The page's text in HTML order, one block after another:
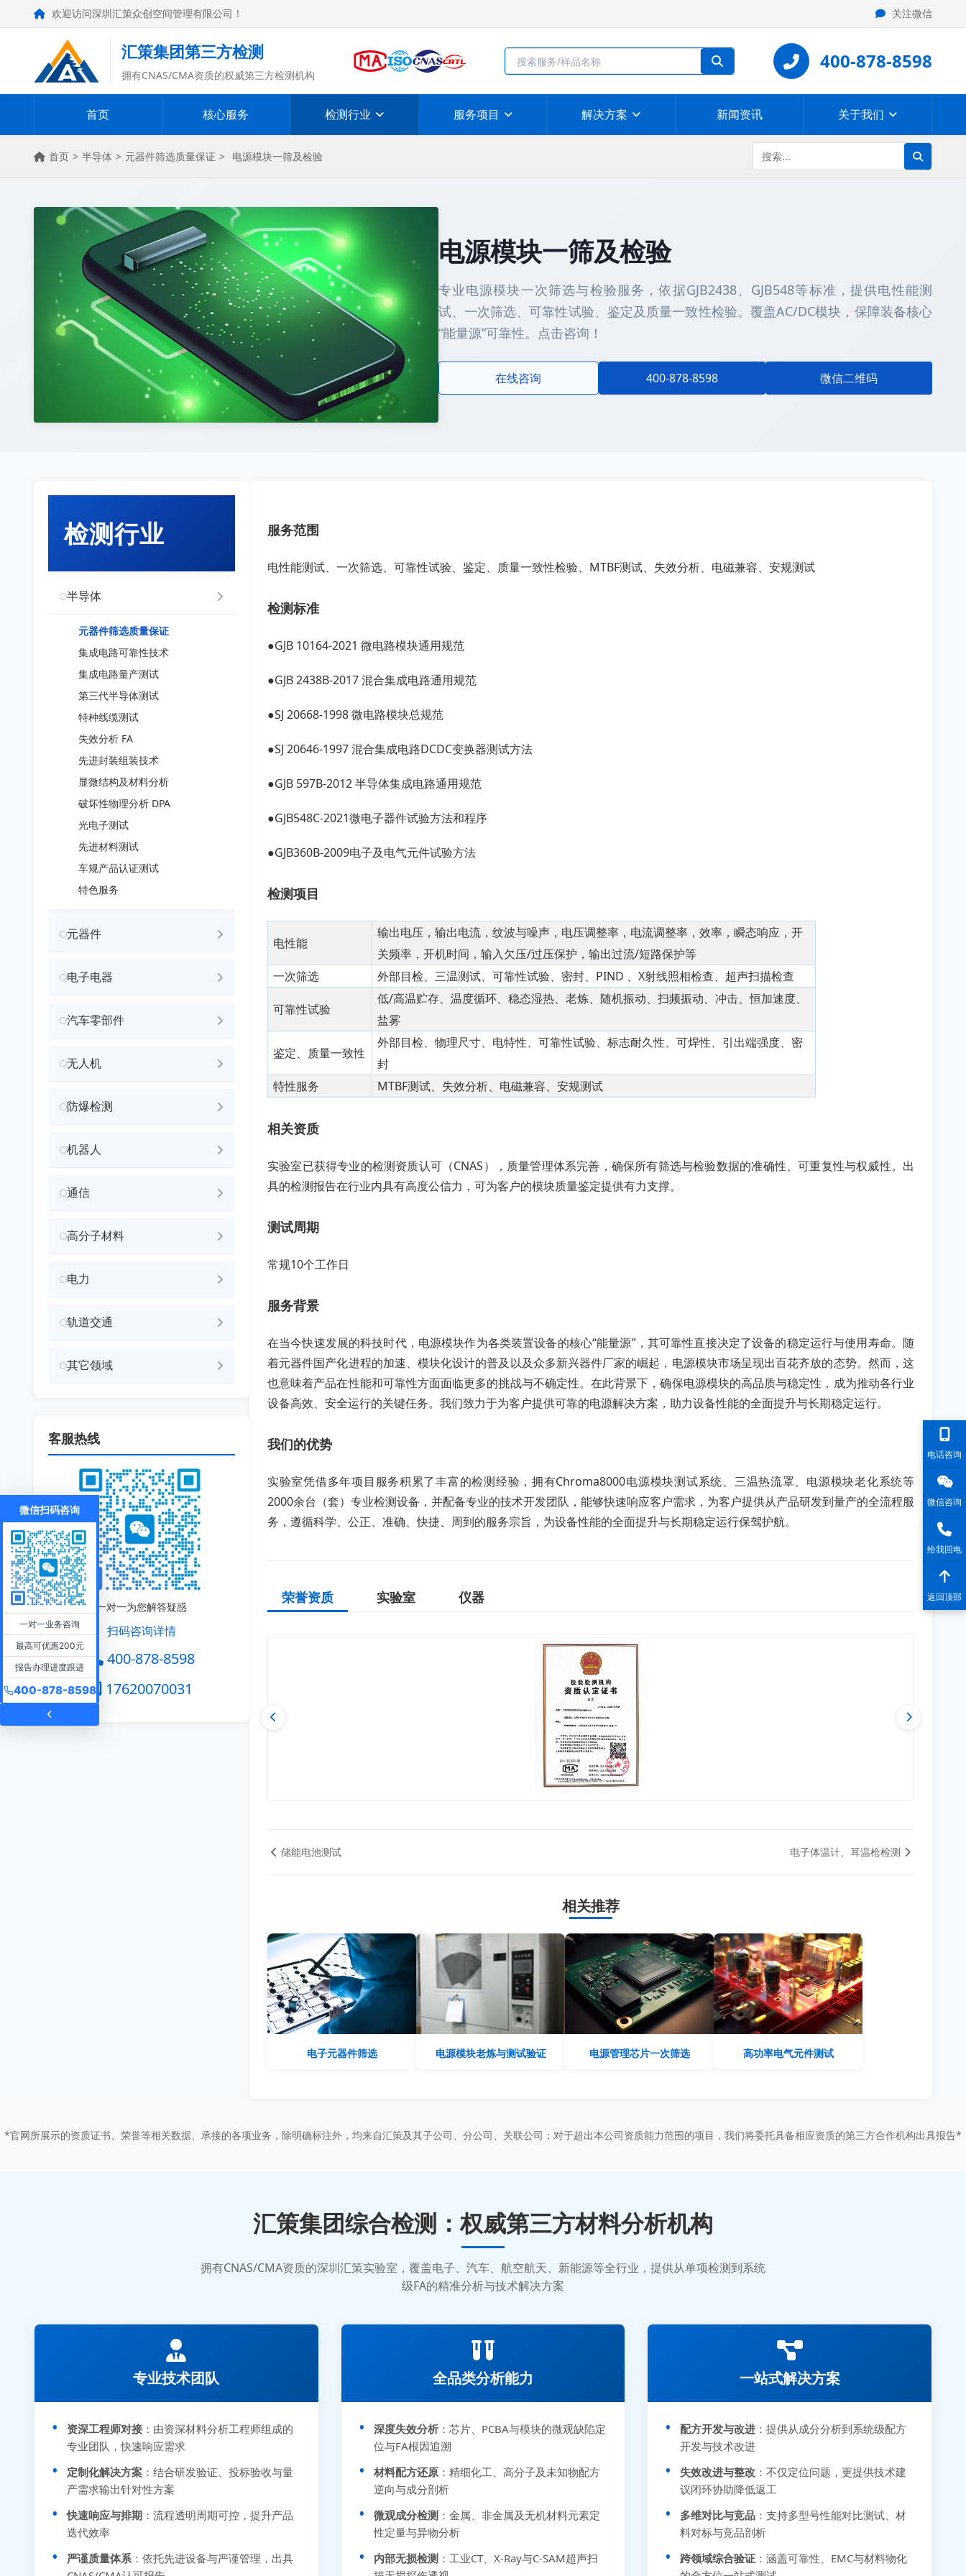
欢迎访问深圳汇策众创空间管理有限公司！ 关注微信
汇策集团第三方检测
拥有CNAS/CMA资质的权威第三方检测机构
400-878-8598
首页 核心服务 检测行业 服务项目 解决方案 新闻资讯 关于我们
首页 > 半导体 > 元器件筛选质量保证 > 电源模块一筛及检验
电源模块一筛及检验
专业电源模块一次筛选与检验服务，依据GJB2438、GJB548等标准，提供电性能测
试、一次筛选、可靠性试验、鉴定及质量一致性检验。覆盖AC/DC模块，保障装备核心
“能量源”可靠性。点击咨询！
在线咨询 400-878-8598 微信二维码
服务范围
电性能测试、一次筛选、可靠性试验、鉴定、质量一致性检验、MTBF测试、失效分析、电磁兼容、安规测试
检测标准
●GJB 10164-2021 微电路模块通用规范
●GJB 2438B-2017 混合集成电路通用规范
●SJ 20668-1998 微电路模块总规范
●SJ 20646-1997 混合集成电路DCDC变换器测试方法
●GJB 597B-2012 半导体集成电路通用规范
●GJB548C-2021微电子器件试验方法和程序
●GJB360B-2009电子及电气元件试验方法
检测项目
电性能
输出电压，输出电流，纹波与噪声，电压调整率，电流调整率，效率，瞬态响应，开
关频率，开机时间，输入欠压/过压保护，输出过流/短路保护等
一次筛选
外部目检、三温测试、可靠性试验、密封、PIND 、X射线照相检查、超声扫描检查
可靠性试验
低/高温贮存、温度循环、稳态湿热、老炼、随机振动、扫频振动、冲击、恒加速度、
盐雾
鉴定、质量一致性
外部目检、物理尺寸、电特性、可靠性试验、标志耐久性、可焊性、引出端强度、密
封
特性服务
MTBF测试、失效分析、电磁兼容、安规测试
相关资质
实验室已获得专业的检测资质认可（CNAS），质量管理体系完善，确保所有筛选与检验数据的准确性、可重复性与权威性。出
具的检测报告在行业内具有高度公信力，可为客户的模块质量鉴定提供有力支撑。
测试周期
常规10个工作日
服务背景
在当今快速发展的科技时代，电源模块作为各类装置设备的核心“能量源”，其可靠性直接决定了设备的稳定运行与使用寿命。随
着元器件国产化进程的加速、模块化设计的普及以及众多新兴器件厂家的崛起，电源模块市场呈现出百花齐放的态势。然而，这
也意味着产品在性能和可靠性方面面临更多的挑战与不确定性。在此背景下，确保电源模块的高品质与稳定性，成为推动各行业
设备高效、安全运行的关键任务。我们致力于为客户提供可靠的电源解决方案，助力设备性能的全面提升与长期稳定运行。
我们的优势
实验室凭借多年项目服务积累了丰富的检测经验，拥有Chroma8000电源模块测试系统、三温热流罩、电源模块老化系统等
2000余台（套）专业检测设备，并配备专业的技术开发团队，能够快速响应客户需求，为客户提供从产品研发到量产的全流程服
务，遵循科学、公正、准确、快捷、周到的服务宗旨，为设备性能的全面提升与长期稳定运行保驾护航。
荣誉资质 实验室 仪器
储能电池测试 电子体温计、耳温枪检测
相关推荐
电子元器件筛选 电源模块老炼与测试验证 电源管理芯片一次筛选 高功率电气元件测试
检测行业
半导体
元器件筛选质量保证
集成电路可靠性技术
集成电路量产测试
第三代半导体测试
特种线缆测试
失效分析 FA
先进封装组装技术
显微结构及材料分析
破坏性物理分析 DPA
光电子测试
先进材料测试
车规产品认证测试
特色服务
元器件
电子电器
汽车零部件
无人机
防爆检测
机器人
通信
高分子材料
电力
轨道交通
其它领域
客服热线
一对一为您解答疑惑
扫码咨询详情
400-878-8598
17620070031
*官网所展示的资质证书、荣誉等相关数据、承接的各项业务，除明确标注外，均来自汇策及其子公司、分公司、关联公司；对于超出本公司资质能力范围的项目，我们将委托具备相应资质的第三方合作机构出具报告*
汇策集团综合检测：权威第三方材料分析机构
拥有CNAS/CMA资质的深圳汇策实验室，覆盖电子、汽车、航空航天、新能源等全行业，提供从单项检测到系统
级FA的精准分析与技术解决方案
专业技术团队
资深工程师对接 ：由资深材料分析工程师组成的
专业团队，快速响应需求
定制化解决方案 ：结合研发验证、投标验收与量
产需求输出针对性方案
快速响应与排期 ：流程透明周期可控，提升产品
迭代效率
严谨质量体系：依托先进设备与严谨管理，出具
全品类分析能力
深度失效分析：芯片、PCBA与模块的微观缺陷定
位与FA根因追溯
材料配方还原：精细化工、高分子及未知物配方
逆向与成分剖析
微观成分检测 ：金属、非金属及无机材料元素定
性定量与异物分析
内部无损检测 ：工业CT、X-Ray与C-SAM超声扫
一站式解决方案
配方开发与改进 ：提供从成分分析到系统级配方
开发与技术改进
失效改进与整改 ：不仅定位问题，更提供技术建
议闭环协助降低返工
多维对比与竞品 ：支持多型号性能对比测试、材
料对标与竞品剖析
跨领域综合验证 ：涵盖可靠性、EMC与材料物化
电话咨询
微信咨询
给我回电
返回顶部
微信扫码咨询
一对一业务咨询
最高可优惠200元
报告办理进度跟进
400-878-8598